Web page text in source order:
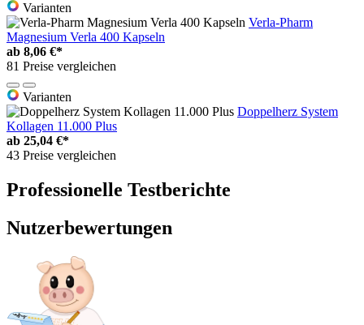
Varianten
Verla-Pharm
Magnesium Verla 400 Kapseln
ab 8,06 €*
81 Preise vergleichen
Varianten
Doppelherz System
Kollagen 11.000 Plus
ab 25,04 €*
43 Preise vergleichen
Professionelle Testberichte
Nutzerbewertungen